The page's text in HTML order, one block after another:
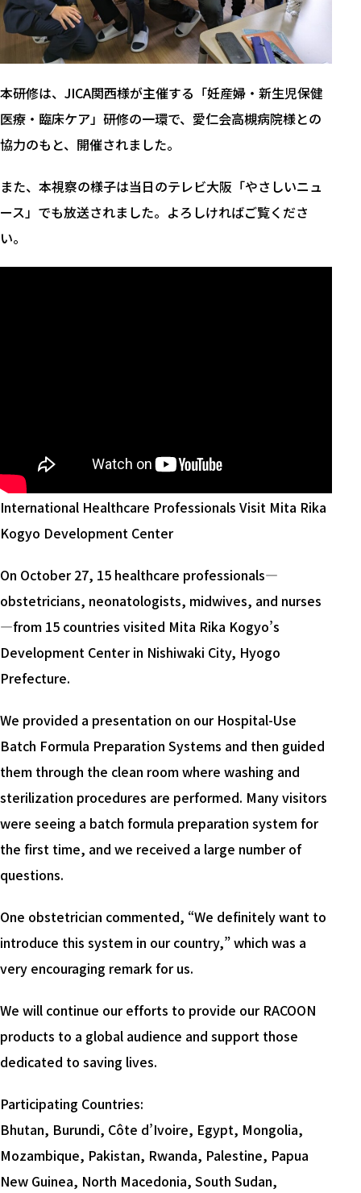
本研修は、JICA関西様が主催する「妊産婦・新生児保健
医療・臨床ケア」研修の一環で、愛仁会高槻病院様との
協力のもと、開催されました。
また、本視察の様子は当日のテレビ大阪「やさしいニュ
ース」でも放送されました。よろしければご覧くださ
い。
International Healthcare Professionals Visit Mita Rika
Kogyo Development Center
On October 27, 15 healthcare professionals—
obstetricians, neonatologists, midwives, and nurses
—from 15 countries visited Mita Rika Kogyo’s
Development Center in Nishiwaki City, Hyogo
Prefecture.
We provided a presentation on our Hospital-Use
Batch Formula Preparation Systems and then guided
them through the clean room where washing and
sterilization procedures are performed. Many visitors
were seeing a batch formula preparation system for
the first time, and we received a large number of
questions.
One obstetrician commented, “We definitely want to
introduce this system in our country,” which was a
very encouraging remark for us.
We will continue our efforts to provide our RACOON
products to a global audience and support those
dedicated to saving lives.
Participating Countries:
Bhutan, Burundi, Côte d’Ivoire, Egypt, Mongolia,
Mozambique, Pakistan, Rwanda, Palestine, Papua
New Guinea, North Macedonia, South Sudan,